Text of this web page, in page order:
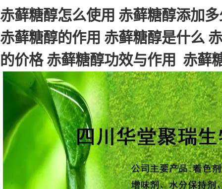
赤藓糖醇怎么使用 赤藓糖醇添加
赤藓糖醇的作用 赤藓糖醇是什么
的价格 赤藓糖醇功效与作用 赤藓